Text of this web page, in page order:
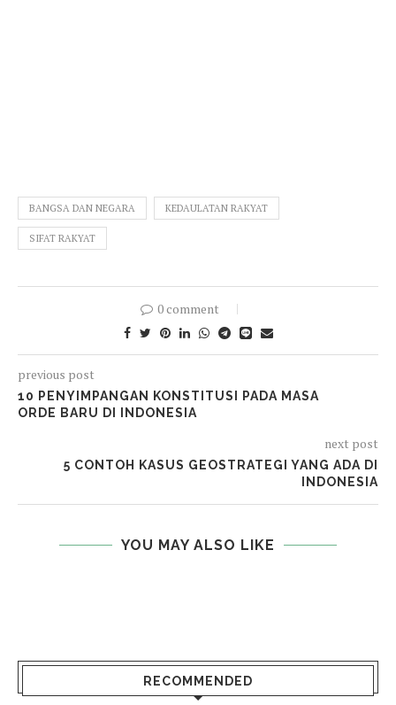
BANGSA DAN NEGARA KEDAULATAN RAKYAT
SIFAT RAKYAT
0 comment
previous post
10 PENYIMPANGAN KONSTITUSI PADA MASA
ORDE BARU DI INDONESIA
next post
5 CONTOH KASUS GEOSTRATEGI YANG ADA DI
INDONESIA
YOU MAY ALSO LIKE
RECOMMENDED